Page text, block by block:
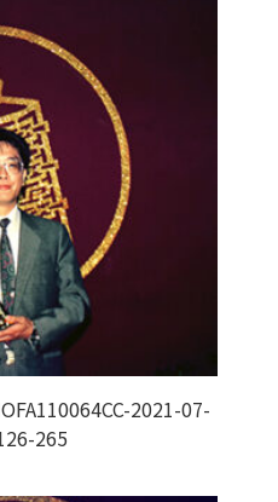
2021-07-
265